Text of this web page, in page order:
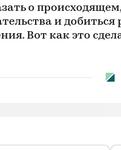
о
и добиться
Вот как это